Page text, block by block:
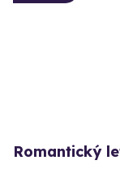
Romantický